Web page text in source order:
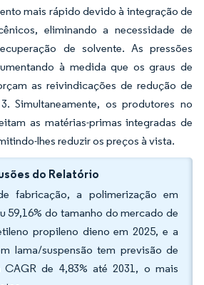
mais rápido devido à integração de
eliminando a necessidade de
de solvente. As pressões
à medida que os graus de
as reivindicações de redução de
Simultaneamente, os produtores no
as matérias-primas integradas de
lhes reduzir os preços à vista.
do Relatório
fabricação, a polimerização em
59,16% do tamanho do mercado de
propileno dieno em 2025, e a
lama/suspensão tem previsão de
CAGR de 4,83% até 2031, o mais